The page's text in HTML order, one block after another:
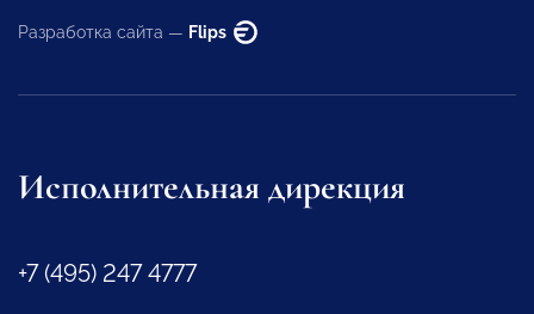
Разработка сайта — Flips
Исполнительная дирекция
+7 (495) 247 4777